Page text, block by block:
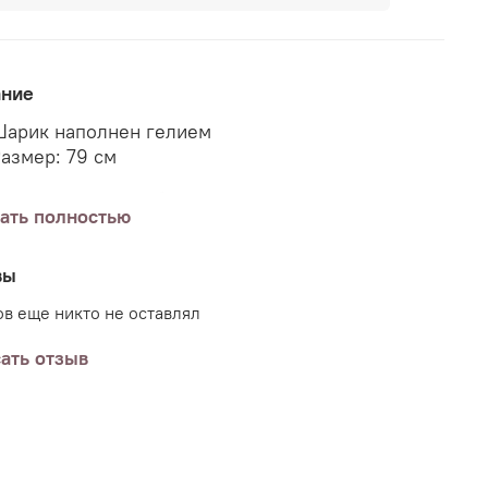
наполнен гелием
79 см
груз (или несколько) к заказу указав в
полностью
еще никто не оставлял
отзыв